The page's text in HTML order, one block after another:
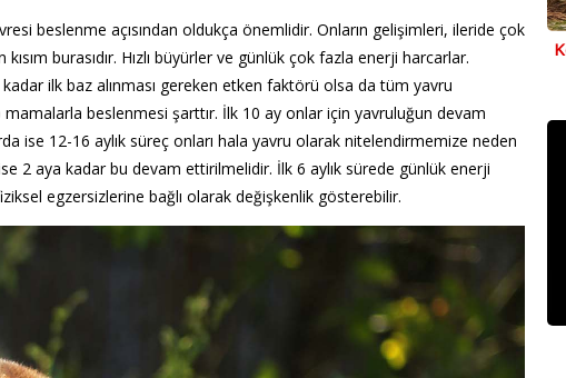
beslenme açısından oldukça önemlidir. Onların gelişimleri, ileride çok
burasıdır. Hızlı büyürler ve günlük çok fazla enerji harcarlar.
kadar ilk baz alınması gereken etken faktörü olsa da tüm yavru
beslenmesi şarttır. İlk 10 ay onlar için yavruluğun devam
ise 12-16 aylık süreç onları hala yavru olarak nitelendirmemize neden
2 aya kadar bu devam ettirilmelidir. İlk 6 aylık sürede günlük enerji
egzersizlerine bağlı olarak değişkenlik gösterebilir.